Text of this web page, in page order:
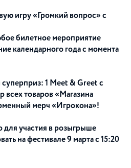
игру «Громкий вопрос» с
билетное мероприятие
календарного года с момента
1 Meet & Greet с
всех товаров «Магазина
мерч «Игрокона»!
участия в розыгрыше
на фестивале 9 марта с 15:20